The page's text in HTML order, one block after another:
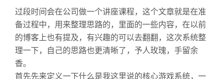
过段时间会在公司做一个讲座课程，这个文章就是在准
备过程中，用来整理思路的，里面的一些内容，在以前
的博客上也有提及，有兴趣的可以去翻翻，这次系统整
理一下，自己的思路也更清晰了，予人玫瑰，手留余
香。
首先先来定义一下什么是我这里说的核心游戏系统，一